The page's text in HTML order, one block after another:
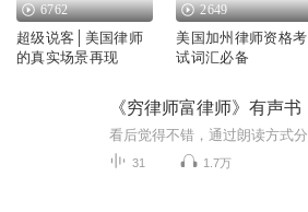
6762
超级说客│美国律师
的真实场景再现
2649
美国加州律师资格考
试词汇必备
《穷律师富律师》有声书
31 1.7万